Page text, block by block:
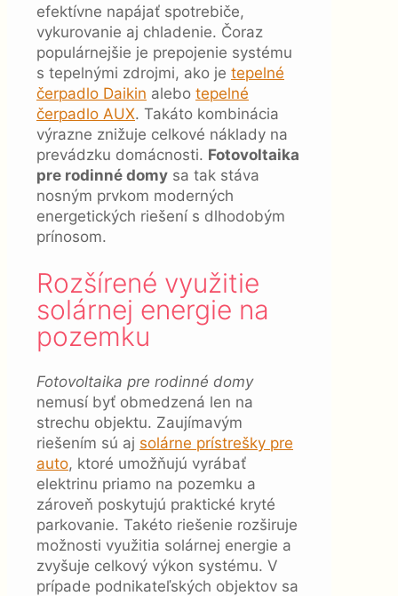
efektívne napájať spotrebiče,
vykurovanie aj chladenie. Čoraz
populárnejšie je prepojenie systému
s tepelnými zdrojmi, ako je tepelné
čerpadlo Daikin alebo tepelné
čerpadlo AUX. Takáto kombinácia
výrazne znižuje celkové náklady na
prevádzku domácnosti. Fotovoltaika
pre rodinné domy sa tak stáva
nosným prvkom moderných
energetických riešení s dlhodobým
prínosom.
Rozšírené využitie
solárnej energie na
pozemku
Fotovoltaika pre rodinné domy
nemusí byť obmedzená len na
strechu objektu. Zaujímavým
riešením sú aj solárne prístrešky pre
auto, ktoré umožňujú vyrábať
elektrinu priamo na pozemku a
zároveň poskytujú praktické kryté
parkovanie. Takéto riešenie rozširuje
možnosti využitia solárnej energie a
zvyšuje celkový výkon systému. V
prípade podnikateľských objektov sa